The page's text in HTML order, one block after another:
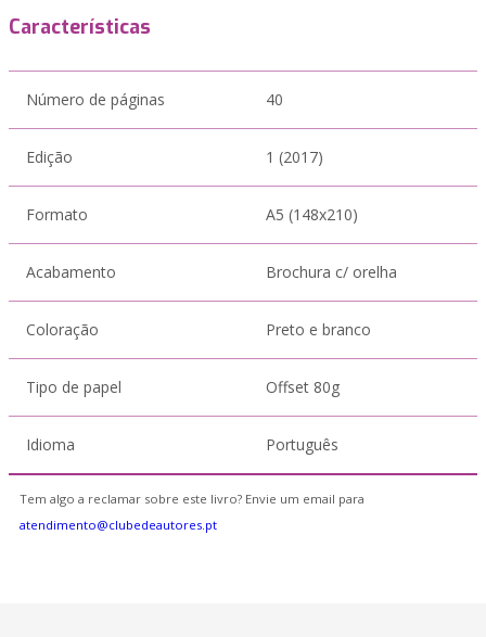
Características
Número de páginas 40
Edição 1 (2017)
Formato A5 (148x210)
Acabamento Brochura c/ orelha
Coloração Preto e branco
Tipo de papel Offset 80g
Idioma Português
Tem algo a reclamar sobre este livro? Envie um email para
atendimento@clubedeautores.pt